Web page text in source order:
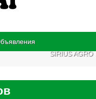
SIRIUS AGRO